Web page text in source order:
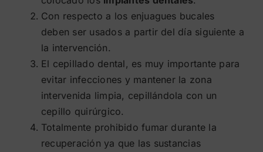
Con respecto a los enjuagues bucales
deben ser usados a partir del día siguiente a
la intervención.
El cepillado dental, es muy importante para
evitar infecciones y mantener la zona
intervenida limpia, cepillándola con un
cepillo quirúrgico.
Totalmente prohibido fumar durante la
recuperación ya que las sustancias